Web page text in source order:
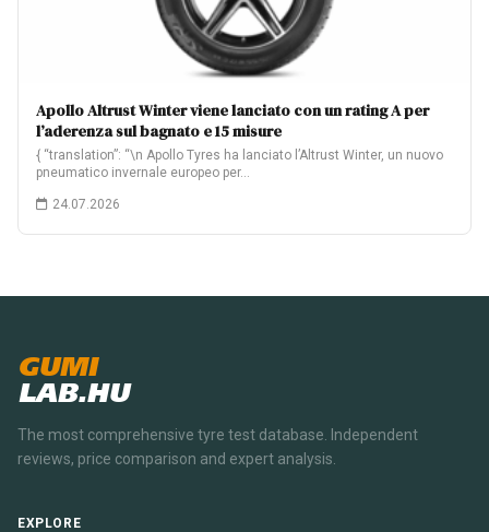
Apollo Altrust Winter viene lanciato con un rating A per
l’aderenza sul bagnato e 15 misure
{ “translation”: “\n Apollo Tyres ha lanciato l’Altrust Winter, un nuovo
pneumatico invernale europeo per…
24.07.2026
GUMI
LAB.HU
The most comprehensive tyre test database. Independent
reviews, price comparison and expert analysis.
EXPLORE